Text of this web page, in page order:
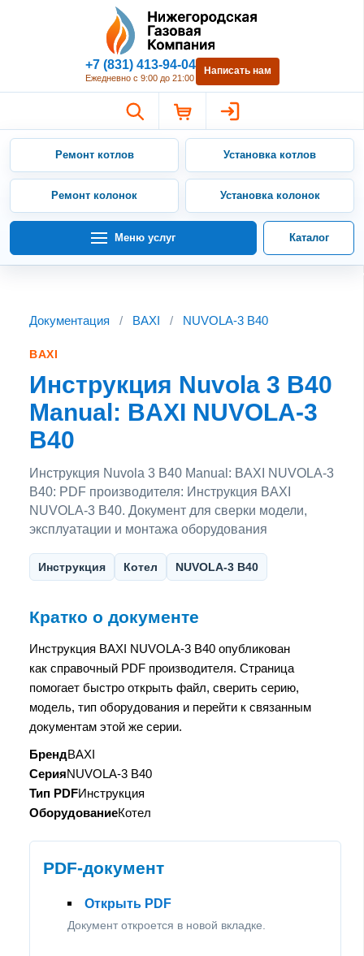
Нижегородская Газовая
+7 (831) 413-94-04
Ежедневно с 9:00 до 21:00
Написать нам
Ремонт котлов Установка котлов
Ремонт колонок Установка колонок
Меню услуг Каталог
Документация / BAXI / NUVOLA-3 B40
BAXI
Инструкция Nuvola 3 B40
Manual: BAXI NUVOLA-3
B40
Инструкция Nuvola 3 B40 Manual: BAXI NUVOLA-3
B40: PDF производителя: Инструкция BAXI
NUVOLA-3 B40. Документ для сверки модели,
эксплуатации и монтажа оборудования
Инструкция Котел NUVOLA-3 B40
Кратко о документе
Инструкция BAXI NUVOLA-3 B40 опубликован
как справочный PDF производителя. Страница
помогает быстро открыть файл, сверить серию,
модель, тип оборудования и перейти к связанным
документам этой же серии.
БрендBAXI
СерияNUVOLA-3 B40
Тип PDFИнструкция
ОборудованиеКотел
PDF-документ
Открыть PDF
Документ откроется в новой вкладке.